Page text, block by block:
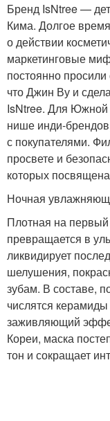
Бренд IsNtree —
Кима. Долгое
о действии
маркетинговые
постоянно просили
что Джин Ву и
IsNtree. Для Южной
нише инди-
с покупателями.
просвете и
которых
Ночная
Плотная на первый
превращается в
ликвидирует
шелушения,
зубам. В составе,
числятся
заживляющий
Кореи, маска
тон и сокращает